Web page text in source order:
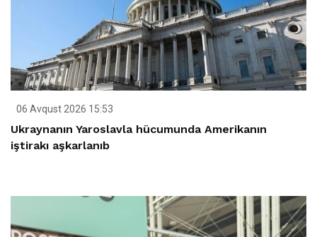
06 Avqust 2026 15:53
Ukraynanın Yaroslavla hücumunda Amerikanın
iştirakı aşkarlanıb